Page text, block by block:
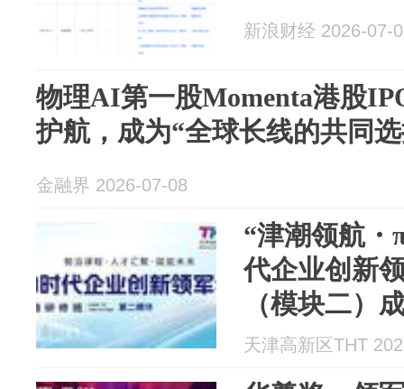
新浪财经 2026-07-
物理AI第一股Momenta港股
护航，成为“全球长线的共同
金融界 2026-07-08
“津潮领航
代企业创新
（模块二）
天津高新区THT